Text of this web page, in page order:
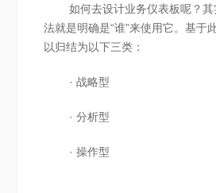
如何去设计业务仪表板呢？其
法就是明确是“谁”来使用它。基于
以归结为以下三类：
· 战略型
· 分析型
· 操作型